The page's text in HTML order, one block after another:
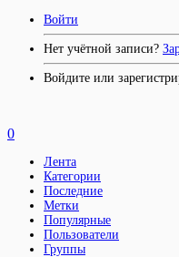
Войти
Нет учётной записи?
Войдите или
0
Лента
Категории
Последние
Метки
Популярные
Пользователи
Группы